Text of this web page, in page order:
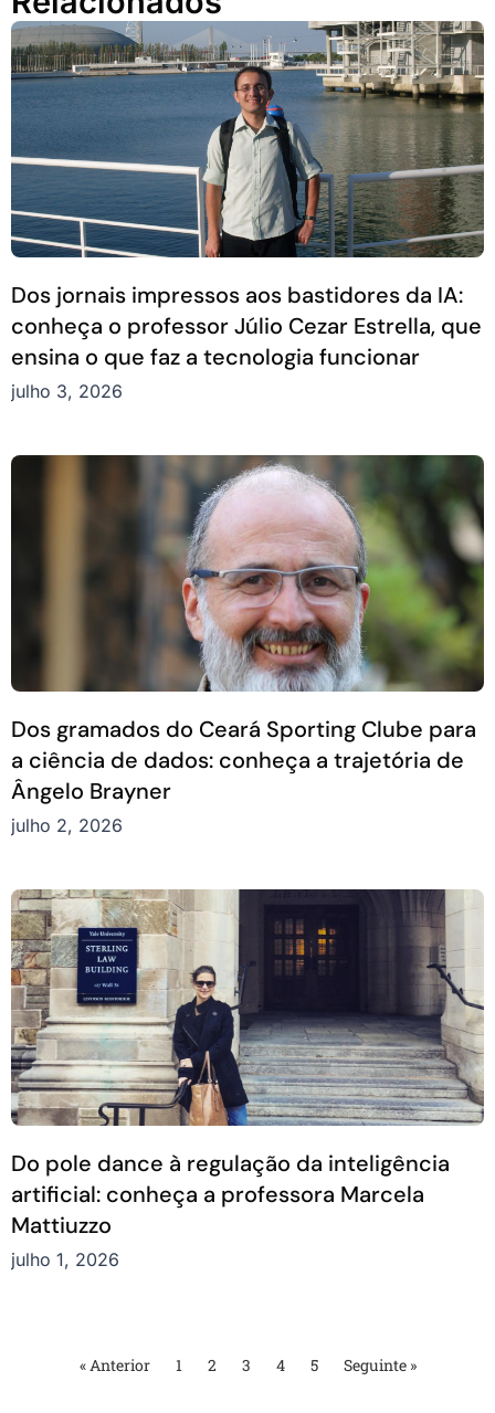
Dos jornais impressos aos bastidores da IA:
conheça o professor Júlio Cezar Estrella, que
ensina o que faz a tecnologia funcionar
julho 3, 2026
Dos gramados do Ceará Sporting Clube para
a ciência de dados: conheça a trajetória de
Ângelo Brayner
julho 2, 2026
Do pole dance à regulação da inteligência
artificial: conheça a professora Marcela
Mattiuzzo
julho 1, 2026
« Anterior 1 2 3 4 5 Seguinte »